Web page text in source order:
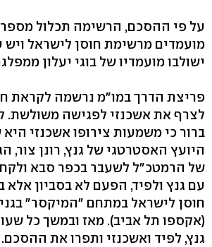
על פי ההסכם, הרשימה תכלול
מועמדים מרשימת חוסן לישראל ויש
ישולבו מועמדיו של בוגי יעלון
פריצת הדרך במו"מ נרשמה לקראת
לצרף את אשכנזי לפגישה משולשת.
ברור כי משמעות צירופו אשכנזי
היועץ האסטרטגי של גנץ, רונן צור,
של הרמטכ"ל לשעבר בכפר סבא
עם גנץ ולפיד, הפעם לא בסביון
חוסן לישראל במתחם "המיקסר"
(אקספו תל אביב). מאז ובמשך כל
גנץ, לפיד ואשכנזי ותפרו את ההסכם.